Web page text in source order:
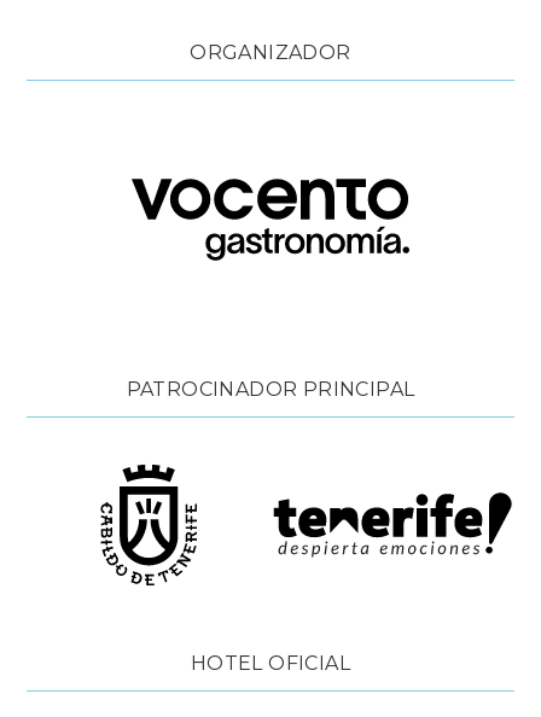
ORGANIZADOR
PATROCINADOR PRINCIPAL
HOTEL OFICIAL